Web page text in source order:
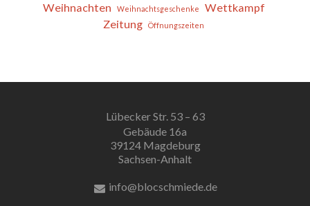
Weihnachten
Weihnachtsgeschenke
Wettkampf
Zeitung
Öffnungszeiten
Lübecker Str. 53 – 63
Gebäude 16a
39124 Magdeburg
Sachsen-Anhalt
info@blocschmiede.de